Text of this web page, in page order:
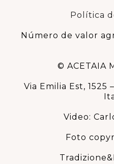
Política
Número de valor
© ACETAIA
Via Emilia Est, 1525
Video:
Foto